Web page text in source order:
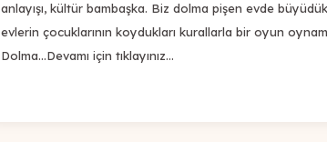
anlayışı, kültür bambaşka. Biz dolma pişen evde
evlerin çocuklarının koydukları kurallarla bir oyun
Dolma…Devamı için tıklayınız…